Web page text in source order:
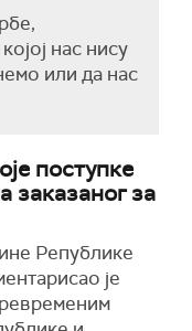
нас нису
или да нас
поступке
заказаног за
Републике
је